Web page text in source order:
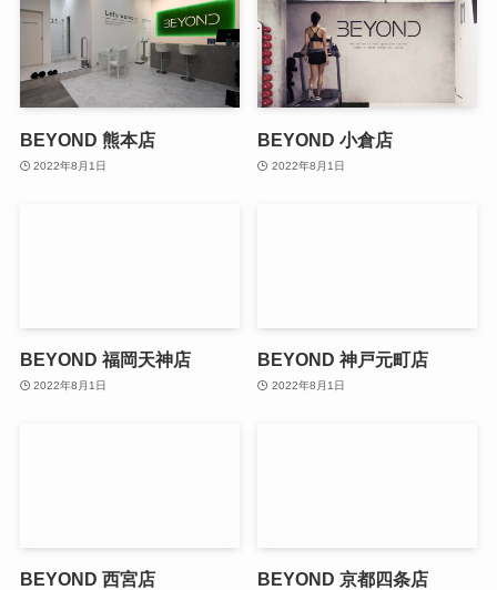
BEYOND 熊本店
2022年8月1日
BEYOND 小倉店
2022年8月1日
BEYOND 福岡天神店
2022年8月1日
BEYOND 神戸元町店
2022年8月1日
BEYOND 西宮店 BEYOND 京都四条店